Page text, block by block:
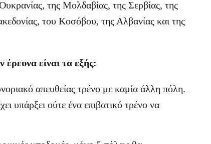
της Μολδαβίας, της Σερβίας, της
του Κοσόβου, της Αλβανίας και της
είναι τα εξής:
απευθείας τρένο με καμία άλλη πόλη.
υπάρξει ούτε ένα επιβατικό τρένο να